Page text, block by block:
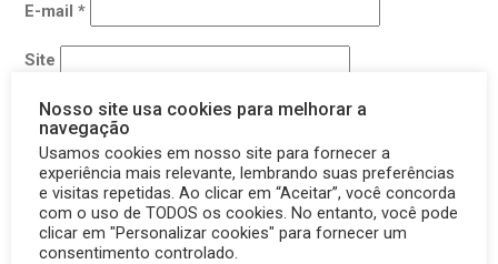
E-mail*
Site
Salvar meus dados neste navegador para a próxima vez
que eu comentar.
Nosso site usa cookies para melhorar a
navegação
Usamos cookies em nosso site para fornecer a
experiência mais relevante, lembrando suas preferências
e visitas repetidas. Ao clicar em “Aceitar”, você concorda
com o uso de TODOS os cookies. No entanto, você pode
clicar em "Personalizar cookies" para fornecer um
consentimento controlado.